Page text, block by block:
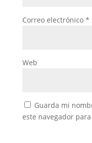
Correo electrónico *
Web
Guarda mi
este navegador